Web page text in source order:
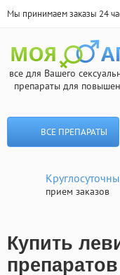
Мы принимаем заказы 24
все для Вашего
препараты для
ВСЕ ПРЕПАРАТЫ
прием заказов
Купить